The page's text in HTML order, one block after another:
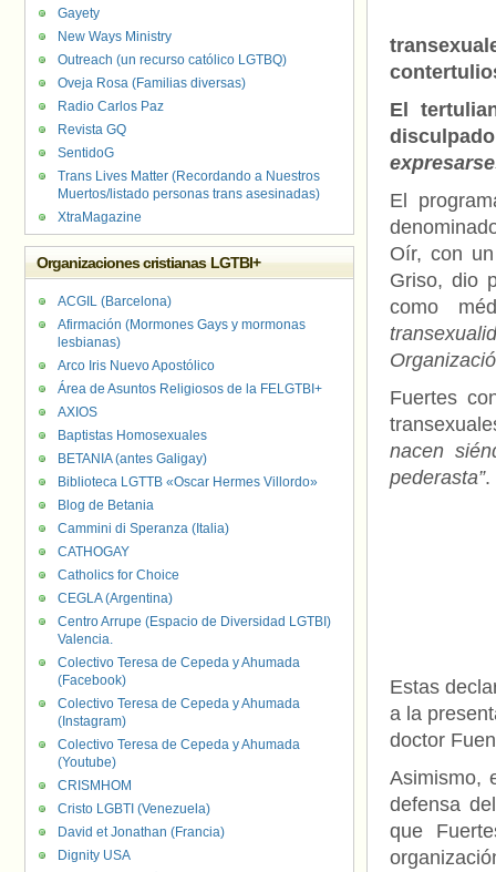
El
El
Oír, con
Griso, dio
como
Fuertes
nacen
pederasta”.
Estas
a la
doctor
Asimismo,
defensa
que
Gayety
New Ways Ministry
Outreach (un recurso católico LGTBQ)
Oveja Rosa (Familias diversas)
Radio Carlos Paz
Revista GQ
SentidoG
Trans Lives Matter (Recordando a Nuestros
Muertos/listado personas trans asesinadas)
XtraMagazine
Organizaciones cristianas LGTBI+
ACGIL (Barcelona)
Afirmación (Mormones Gays y mormonas
lesbianas)
Arco Iris Nuevo Apostólico
Área de Asuntos Religiosos de la FELGTBI+
AXIOS
Baptistas Homosexuales
BETANIA (antes Galigay)
Biblioteca LGTTB «Oscar Hermes Villordo»
Blog de Betania
Cammini di Speranza (Italia)
CATHOGAY
Catholics for Choice
CEGLA (Argentina)
Centro Arrupe (Espacio de Diversidad LGTBI)
Valencia.
Colectivo Teresa de Cepeda y Ahumada
(Facebook)
Colectivo Teresa de Cepeda y Ahumada
(Instagram)
Colectivo Teresa de Cepeda y Ahumada
(Youtube)
CRISMHOM
Cristo LGBTI (Venezuela)
David et Jonathan (Francia)
Dignity USA